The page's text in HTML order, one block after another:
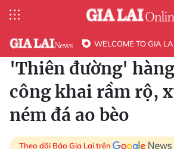
WELCOME TO GIA
'Thiên đường'
công khai rầm rộ,
ném đá ao bèo
Theo dõi Báo Gia Lai trên